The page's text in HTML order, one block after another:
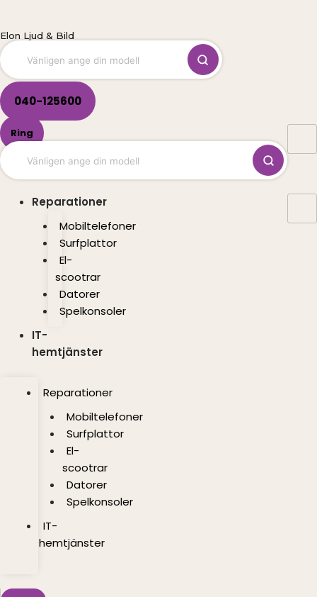
innehåll
Elon Ljud & Bild
040-125600
Ring
Reparationer
Mobiltelefoner
Surfplattor
El-
scootrar
Datorer
Spelkonsoler
IT-
hemtjänster
Reparationer
Mobiltelefoner
Surfplattor
El-
scootrar
Datorer
Spelkonsoler
IT-
hemtjänster